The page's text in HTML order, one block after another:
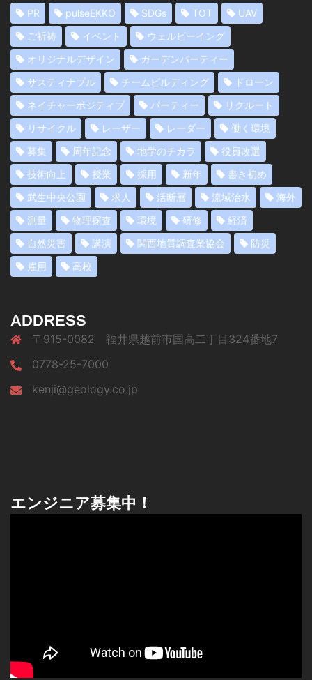
PR pulseEKKO SDGs TOT
UAV
ご祈祷
イベント
ウェルビーイング
オリジナルデザイン
ガーデンパーティー
サスティナブル
チームビルディング
ドローン
ネイチャーポジティブ
パーティー
リクルート
リサイクル
レーザー レーダー
働く環境
募集
周年記念 地学のチカラ
役員改選
技術向上
授業 採用 新年
書き初め
武生中央公園
求人 活断層 流域治水
海外
測量
物理探査 環境 研修
経済
自然災害
講演 関西地質調査業協会
防災
雇用
高校
ADDRESS
〒915-0082 福井県越前市国高二丁目324番地7
0778-25-7000
kenji@geology.co.jp
エンジニア募集中！